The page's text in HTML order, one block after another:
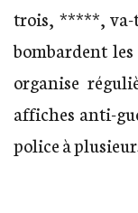
trois, *****, va-
bombardent
organise
affiches anti-
police à